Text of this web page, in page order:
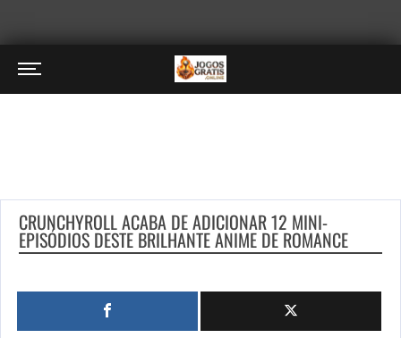
CRUNCHYROLL ACABA DE ADICIONAR 12 MINI-
EPISÓDIOS DESTE BRILHANTE ANIME DE ROMANCE